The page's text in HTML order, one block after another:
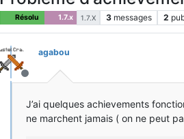
Résolu 1.7.x 1.7.X 3 messages 2
Hors-ligne
agabou
J’ai quelques achievements
ne marchent jamais ( on ne peut